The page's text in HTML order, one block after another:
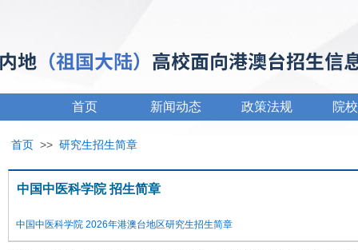
首页 新闻动态 政策法规 院
首页 >> 研究生招生简章
中国中医科学院 招生简章
中国中医科学院 2026年港澳台地区研究生招生简章